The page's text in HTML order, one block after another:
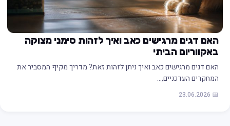
האם דגים מרגישים כאב ואיך לזהות סימני מצוקה
באקווריום הביתי
האם דגים מרגישים כאב ואיך ניתן לזהות זאת? מדריך מקיף המסביר את
המחקרים העדכניים,…
📅 23.06.2026